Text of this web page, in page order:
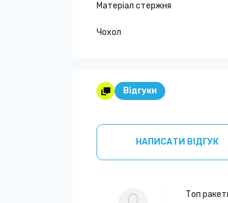
Матеріал стержня
Чохол
Відгуки
НАПИСАТИ ВІДГУК
Топ